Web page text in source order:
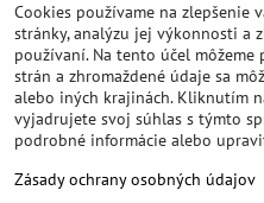
+421
Cookies používame na zlepšenie
stránky, analýzu jej výkonnosti a
používaní. Na tento účel
strán a zhromaždené údaje sa
alebo iných krajinách. Kliknutím
vyjadrujete svoj súhlas s týmto
podrobné informácie alebo
Zásady ochrany osobných údajov